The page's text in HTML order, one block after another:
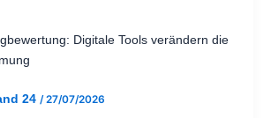
Digitale Tools verändern die
24 /27/07/2026